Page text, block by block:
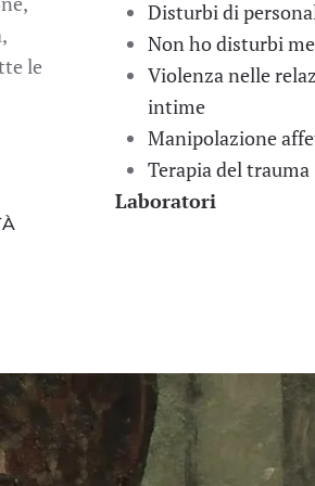
le
Disturbi di
Non ho disturbi
Violenza nelle
intime
Manipolazione
Terapia del trauma
Laboratori